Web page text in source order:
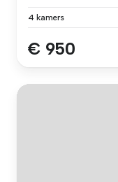
4 kamers
€ 950